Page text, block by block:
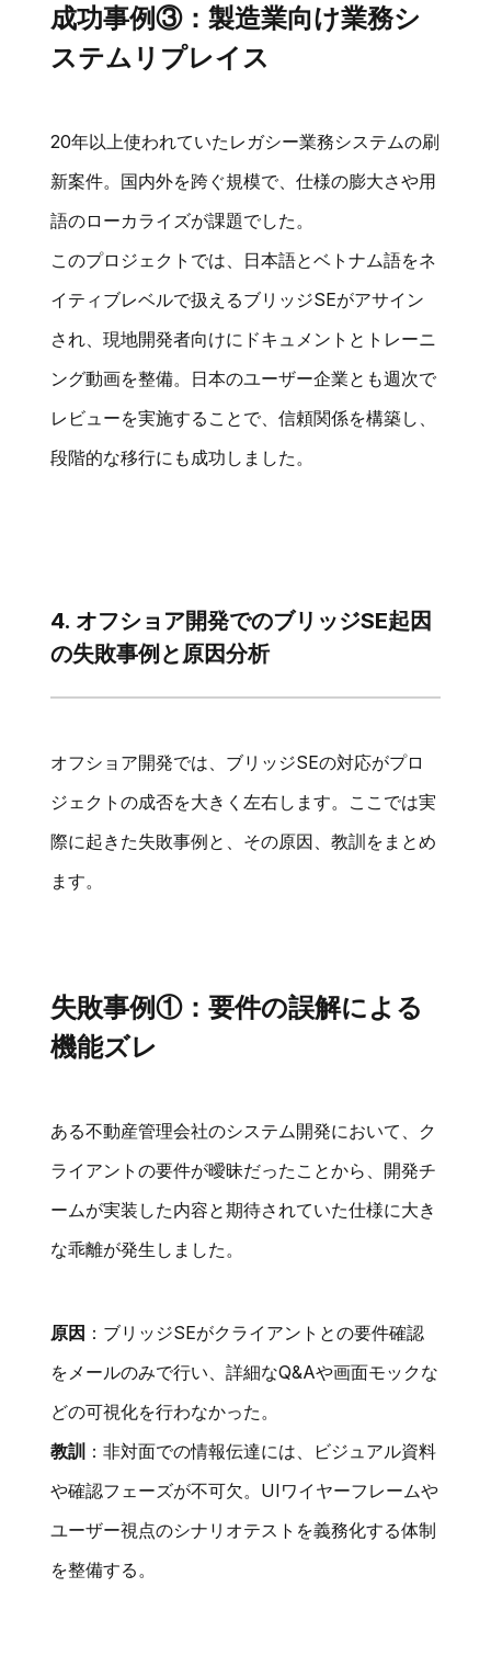
成功事例③：製造業向け業務シ
ステムリプレイス
20年以上使われていたレガシー業務システムの刷
新案件。国内外を跨ぐ規模で、仕様の膨大さや用
語のローカライズが課題でした。
このプロジェクトでは、日本語とベトナム語をネ
イティブレベルで扱えるブリッジSEがアサイン
され、現地開発者向けにドキュメントとトレーニ
ング動画を整備。日本のユーザー企業とも週次で
レビューを実施することで、信頼関係を構築し、
段階的な移行にも成功しました。
4. オフショア開発でのブリッジSE起因
の失敗事例と原因分析
オフショア開発では、ブリッジSEの対応がプロ
ジェクトの成否を大きく左右します。ここでは実
際に起きた失敗事例と、その原因、教訓をまとめ
ます。
失敗事例①：要件の誤解による
機能ズレ
ある不動産管理会社のシステム開発において、ク
ライアントの要件が曖昧だったことから、開発チ
ームが実装した内容と期待されていた仕様に大き
な乖離が発生しました。
原因 ：ブリッジSEがクライアントとの要件確認
をメールのみで行い、詳細なQ&Aや画面モックな
どの可視化を行わなかった。
教訓 ：非対面での情報伝達には、ビジュアル資料
や確認フェーズが不可欠。UIワイヤーフレームや
ユーザー視点のシナリオテストを義務化する体制
を整備する。